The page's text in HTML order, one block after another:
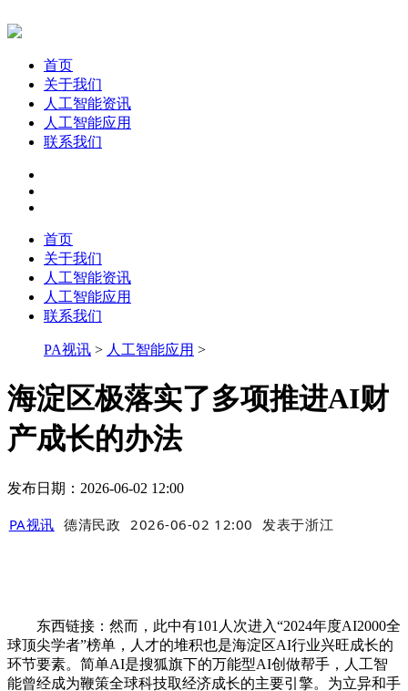
首页
关于我们
人工智能资讯
人工智能应用
联系我们
首页
关于我们
人工智能资讯
人工智能应用
联系我们
PA视讯 > 人工智能应用 >
海淀区极落实了多项推进AI财
产成长的办法
发布日期：2026-06-02 12:00
PA视讯 德清民政 2026-06-02 12:00 发表于浙江
东西链接：然而，此中有101人次进入“2024年度AI2000全
球顶尖学者”榜单，人才的堆积也是海淀区AI行业兴旺成长的
环节要素。简单AI是搜狐旗下的万能型AI创做帮手，人工智
能曾经成为鞭策全球科技取经济成长的主要引擎。为立异和手